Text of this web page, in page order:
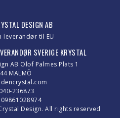
DESIGN AB
leverandør til EU
AB Olof Palmes Plats 1
MALMÖ
236873
Design. All rights reserved